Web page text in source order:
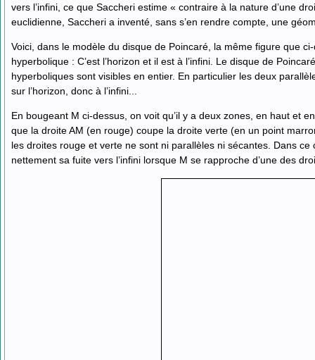
vers l’infini, ce que Saccheri estime « contraire à la nature d’une
euclidienne, Saccheri a inventé, sans s’en rendre compte, une
Voici, dans le modèle du disque de Poincaré, la même figure que
hyperbolique : C’est l’horizon et il est à l’infini. Le disque de
hyperboliques sont visibles en entier. En particulier les deux
sur l’horizon, donc à l’infini...
En bougeant M ci-dessus, on voit qu’il y a deux zones, en haut et
que la droite AM (en rouge) coupe la droite verte (en un point
les droites rouge et verte ne sont ni parallèles ni sécantes. Dans
nettement sa fuite vers l’infini lorsque M se rapproche d’une des